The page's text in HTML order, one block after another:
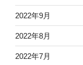
2022年9月
2022年8月
2022年7月